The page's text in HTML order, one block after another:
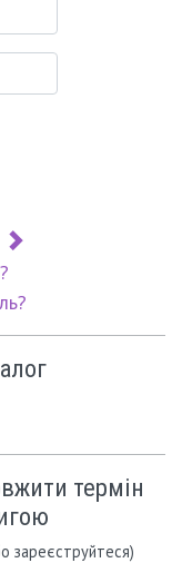
термін
зареєструйтеся)